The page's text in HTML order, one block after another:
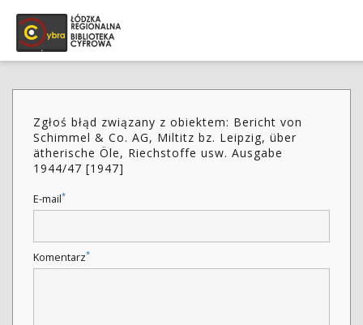
Zgłoś błąd związany z obiektem: Bericht von
Schimmel & Co. AG, Miltitz bz. Leipzig, über
ätherische Öle, Riechstoffe usw. Ausgabe
1944/47 [1947]
E-mail*
Komentarz*